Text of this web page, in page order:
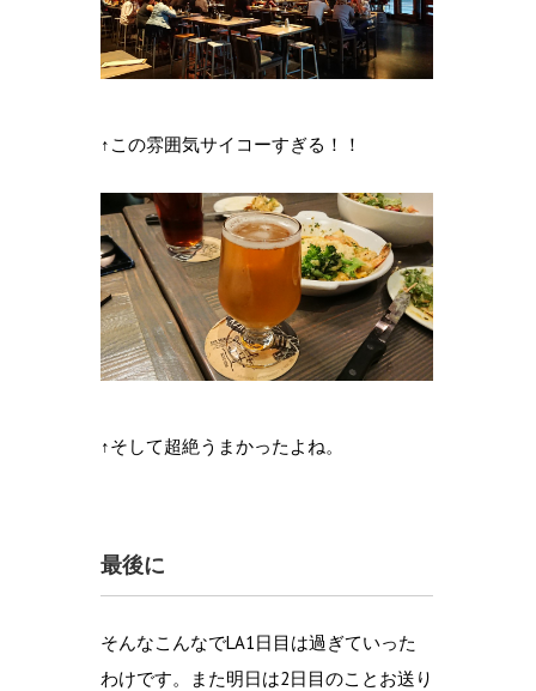
↑この雰囲気サイコーすぎる！！
↑そして超絶うまかったよね。
最後に
そんなこんなでLA1日目は過ぎていった
わけです。また明日は2日目のことお送り